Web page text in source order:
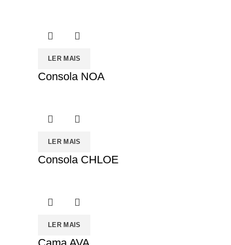
LER MAIS
Consola NOA
LER MAIS
Consola CHLOE
LER MAIS